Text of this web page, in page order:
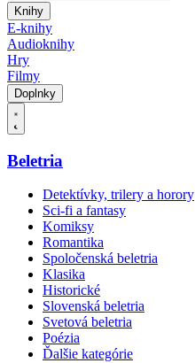
Knihy
E-knihy
Audioknihy
Hry
Filmy
Doplnky
Beletria
Detektívky, trilery a horory
Sci-fi a fantasy
Komiksy
Romantika
Spoločenská beletria
Klasika
Historické
Slovenská beletria
Svetová beletria
Poézia
Ďalšie kategórie